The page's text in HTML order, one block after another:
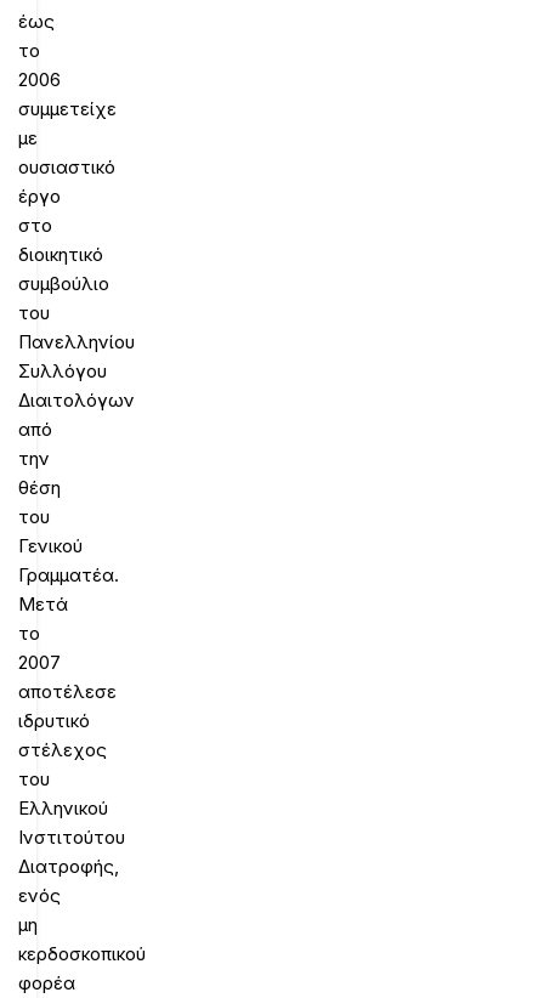
έως
το
2006
συμμετείχε
με
ουσιαστικό
έργο
στο
διοικητικό
συμβούλιο
του
Πανελληνίου
Συλλόγου
Διαιτολόγων
από
την
θέση
του
Γενικού
Γραμματέα.
Μετά
το
2007
αποτέλεσε
ιδρυτικό
στέλεχος
του
Ελληνικού
Ινστιτούτου
Διατροφής,
ενός
μη
κερδοσκοπικού
φορέα